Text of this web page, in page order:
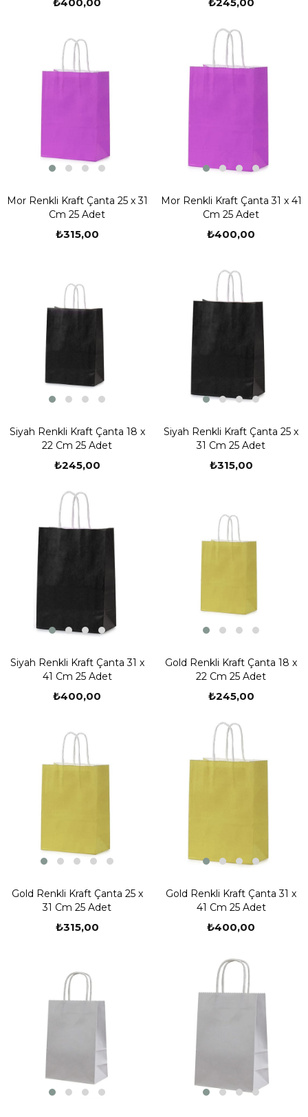
₺400,00 ₺245,00
Mor Renkli Kraft Çanta 25 x 31
Cm 25 Adet
₺315,00
Mor Renkli Kraft Çanta 31 x 41
Cm 25 Adet
₺400,00
Siyah Renkli Kraft Çanta 18 x
22 Cm 25 Adet
₺245,00
Siyah Renkli Kraft Çanta 25 x
31 Cm 25 Adet
₺315,00
Siyah Renkli Kraft Çanta 31 x
41 Cm 25 Adet
₺400,00
Gold Renkli Kraft Çanta 18 x
22 Cm 25 Adet
₺245,00
Gold Renkli Kraft Çanta 25 x
31 Cm 25 Adet
₺315,00
Gold Renkli Kraft Çanta 31 x
41 Cm 25 Adet
₺400,00